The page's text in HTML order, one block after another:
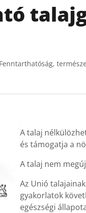
Fenntarthatóság,
A talaj
és támogatja a
A talaj nem
Az Unió
gyakorlatok
egészségi